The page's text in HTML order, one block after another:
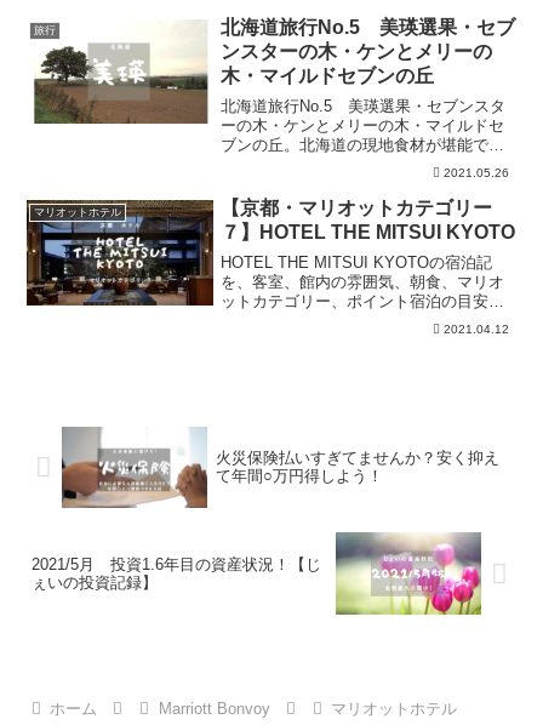
旅行
北海道旅行No.5 美瑛選果・セブ
ンスターの木・ケンとメリーの
木・マイルドセブンの丘
北海道旅行No.5 美瑛選果・セブンスタ
ーの木・ケンとメリーの木・マイルドセ
ブンの丘。北海道の現地食材が堪能でき
る美瑛選果。美瑛を代表する観光スポッ
トである、セブンスターの木・ケンとメ
リーの木・マイルドセブンの丘の紹介に
なります。
2021.05.26
マリオットホテル
【京都・マリオットカテゴリー
７】HOTEL THE MITSUI KYOTO
HOTEL THE MITSUI KYOTOの宿泊記
を、客室、館内の雰囲気、朝食、マリオ
ットカテゴリー、ポイント宿泊の目安か
ら整理。予約前にアクセス、滞在時の注
2021.04.12
火災保険払いすぎてませんか？安く抑え
て年間○万円得しよう！
2021/5月 投資1.6年目の資産状況！【じ
ぇいの投資記録】
ホーム Marriott Bonvoy マリオットホテル